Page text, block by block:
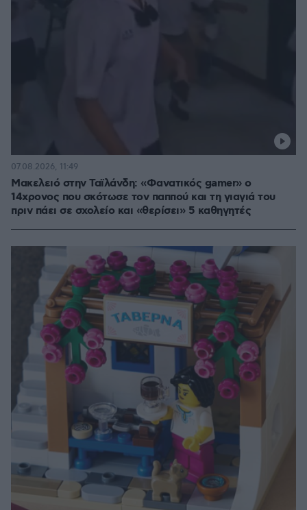
Μακελειό στην Ταϊλάνδη: «Φανατικός gamer» ο
14χρονος που σκότωσε τον παππού και τη γιαγιά του
πριν πάει σε σχολείο και «θερίσει» 5 καθηγητές
07.08.2026, 11:49